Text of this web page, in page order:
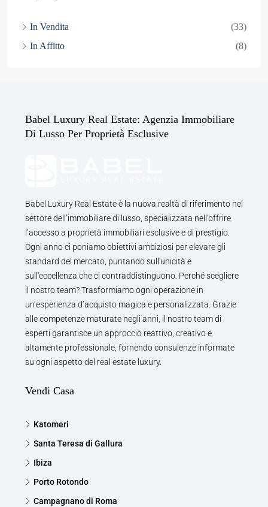
In Vendita
(33)
In Affitto
(8)
Babel Luxury Real Estate: Agenzia Immobiliare
Di Lusso Per Proprietà Esclusive
Babel Luxury Real Estate è la nuova realtà di riferimento nel
settore dell’immobiliare di lusso, specializzata nell’offrire
l’accesso a proprietà immobiliari esclusive e di prestigio.
Ogni anno ci poniamo obiettivi ambiziosi per elevare gli
standard del mercato, puntando sull'unicità e
sull'eccellenza che ci contraddistinguono. Perché scegliere
il nostro team? Trasformiamo ogni operazione in
un’esperienza d’acquisto magica e personalizzata. Grazie
alle competenze maturate negli anni, il nostro team di
esperti garantisce un approccio reattivo, creativo e
altamente professionale, fornendo consulenze informate
su ogni aspetto del real estate luxury.
Vendi Casa
Katomeri
Santa Teresa di Gallura
Ibiza
Porto Rotondo
Campagnano di Roma